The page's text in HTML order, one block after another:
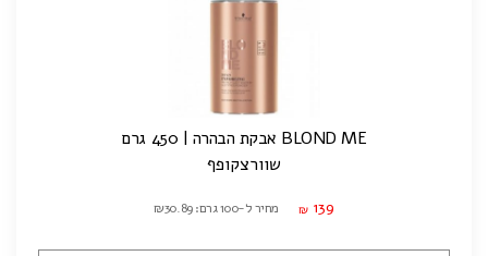
BLOND ME אבקת הבהרה | 450 גרם
שוורצקופף
₪ 139 מחיר ל-100 גרם: ₪30.89